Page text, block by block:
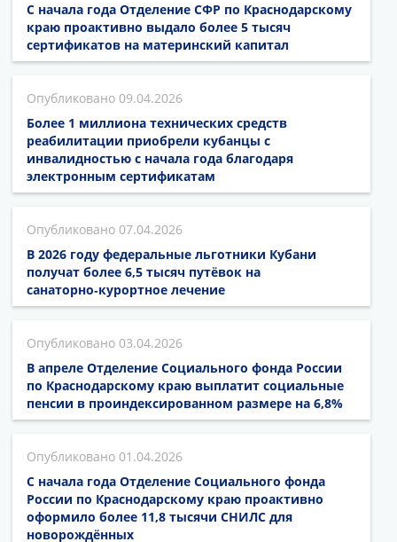
С начала года Отделение СФР по Краснодарскому
краю проактивно выдало более 5 тысяч
сертификатов на материнский капитал
09.04.2026
Более 1 миллиона технических средств
реабилитации приобрели кубанцы с
инвалидностью с начала года благодаря
электронным сертификатам
07.04.2026
В 2026 году федеральные льготники Кубани
получат более 6,5 тысяч путёвок на
санаторно‑курортное лечение
03.04.2026
В апреле Отделение Социального фонда России
по Краснодарскому краю выплатит социальные
пенсии в проиндексированном размере на 6,8%
01.04.2026
С начала года Отделение Социального фонда
России по Краснодарскому краю проактивно
оформило более 11,8 тысячи СНИЛС для
новорождённых